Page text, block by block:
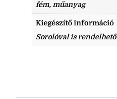
fém, műanyag
Kiegészítő információ
Sorolóval is rendelhető